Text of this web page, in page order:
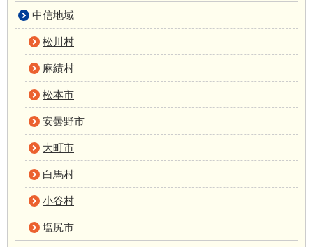
中信地域
松川村
麻績村
松本市
安曇野市
大町市
白馬村
小谷村
塩尻市